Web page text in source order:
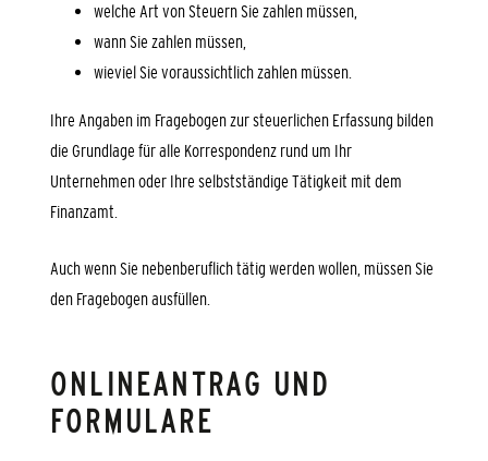
welche Art von Steuern Sie zahlen müssen,
wann Sie zahlen müssen,
wieviel Sie voraussichtlich zahlen müssen.
Ihre Angaben im Fragebogen zur steuerlichen Erfassung bilden
die Grundlage für alle Korrespondenz rund um Ihr
Unternehmen oder Ihre selbstständige Tätigkeit mit dem
Finanzamt.
Auch wenn Sie nebenberuflich tätig werden wollen, müssen Sie
den Fragebogen ausfüllen.
ONLINEANTRAG UND
FORMULARE